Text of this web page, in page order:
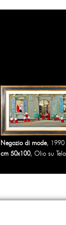
Negozio di mode, 1990
cm 50x100, Olio su Tela